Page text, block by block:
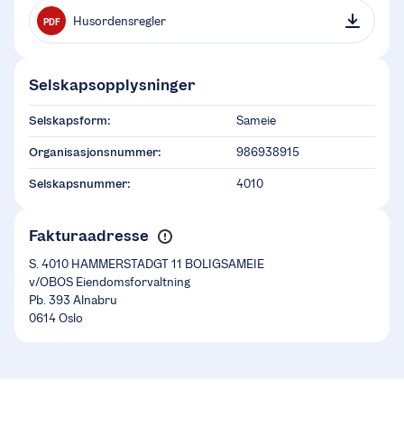
PDF Husordensregler
Selskapsopplysninger
Selskapsform: Sameie
Organisasjonsnummer: 986938915
Selskapsnummer: 4010
Fakturaadresse
S. 4010 HAMMERSTADGT 11 BOLIGSAMEIE
v/OBOS Eiendomsforvaltning
Pb. 393 Alnabru
0614 Oslo